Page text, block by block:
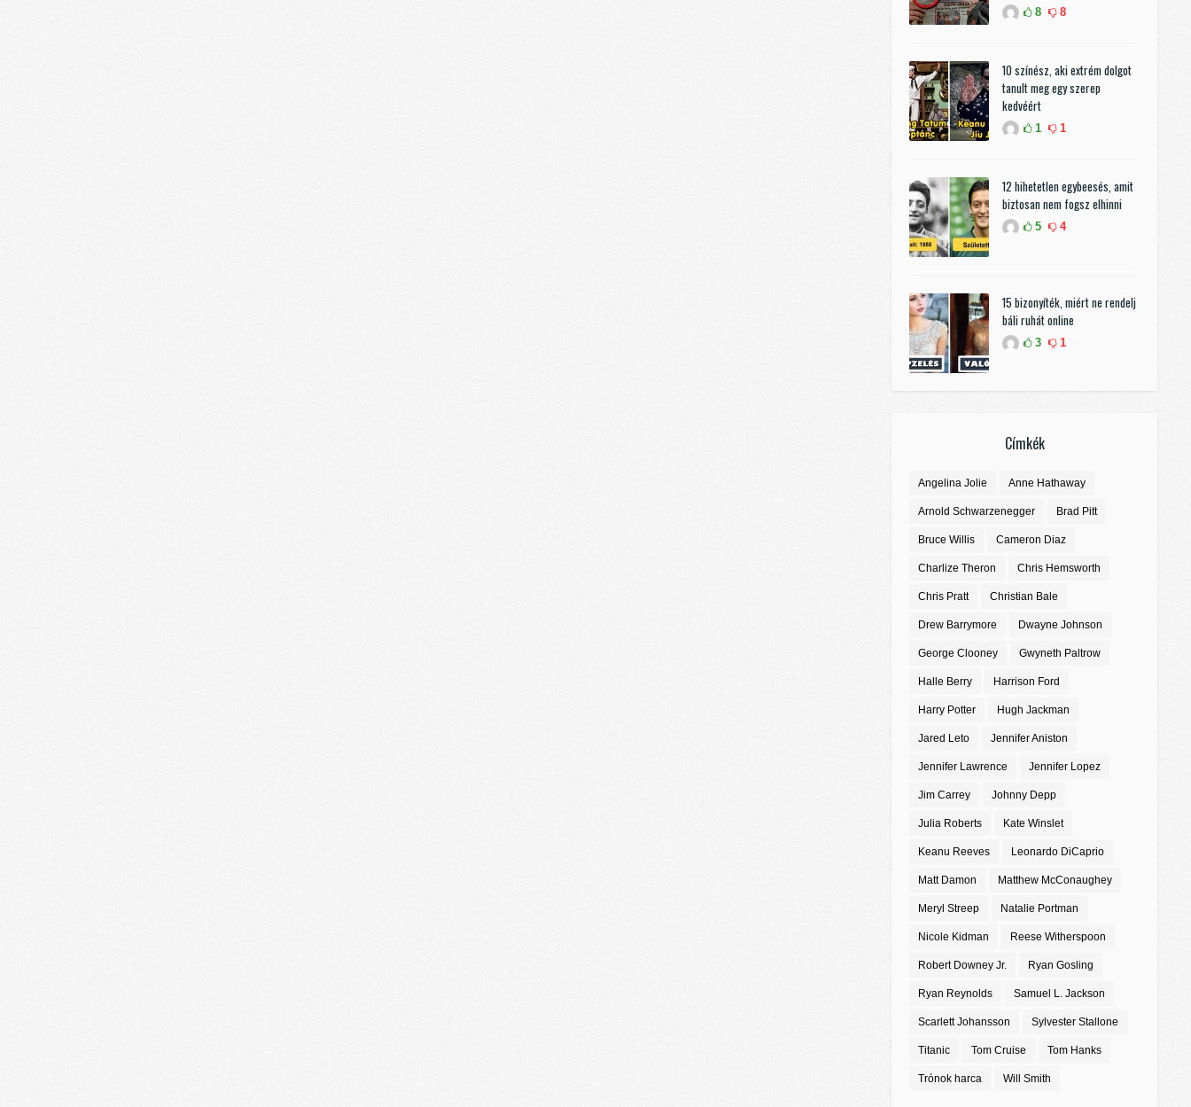
8 8
10 színész, aki extrém dolgot
tanult meg egy szerep
kedvéért
1 1
12 hihetetlen egybeesés, amit
biztosan nem fogsz elhinni
5 4
15 bizonyíték, miért ne rendelj
báli ruhát online
3 1
Címkék
Angelina Jolie Anne Hathaway
Arnold Schwarzenegger Brad Pitt
Bruce Willis Cameron Diaz
Charlize Theron Chris Hemsworth
Chris Pratt Christian Bale
Drew Barrymore Dwayne Johnson
George Clooney Gwyneth Paltrow
Halle Berry Harrison Ford
Harry Potter Hugh Jackman
Jared Leto Jennifer Aniston
Jennifer Lawrence Jennifer Lopez
Jim Carrey Johnny Depp
Julia Roberts Kate Winslet
Keanu Reeves Leonardo DiCaprio
Matt Damon Matthew McConaughey
Meryl Streep Natalie Portman
Nicole Kidman Reese Witherspoon
Robert Downey Jr. Ryan Gosling
Ryan Reynolds Samuel L. Jackson
Scarlett Johansson Sylvester Stallone
Titanic Tom Cruise Tom Hanks
Trónok harca Will Smith